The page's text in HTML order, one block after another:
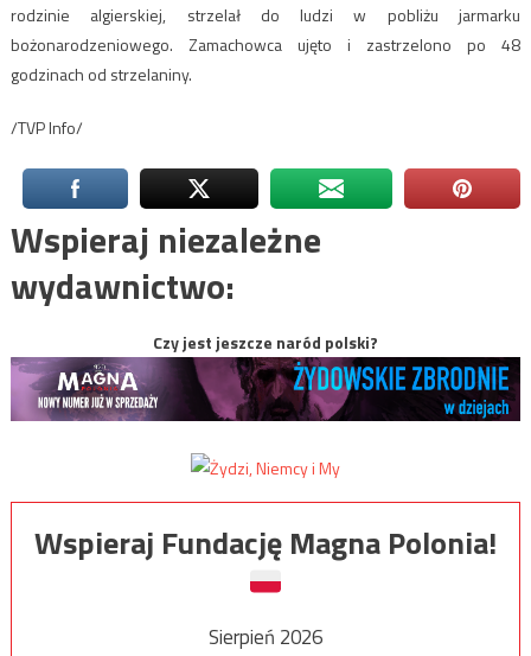
rodzinie algierskiej, strzelał do ludzi w pobliżu jarmarku
bożonarodzeniowego. Zamachowca ujęto i zastrzelono po 48
godzinach od strzelaniny.
/TVP Info/
Wspieraj niezależne
wydawnictwo:
Czy jest jeszcze naród polski?
Wspieraj Fundację Magna Polonia!
Sierpień 2026